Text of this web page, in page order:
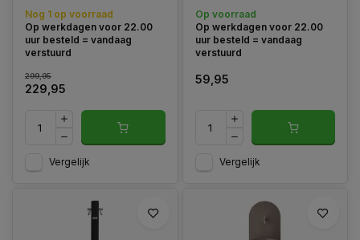
aluminium pot met
ondersteuning en
slanghouder.
Nog 1 op voorraad
Op werkdagen voor 22.00
uur besteld = vandaag
verstuurd
299,95
229,95
Vergelijk
Op voorraad
Op werkdagen voor 22.00
uur besteld = vandaag
verstuurd
59,95
Vergelijk